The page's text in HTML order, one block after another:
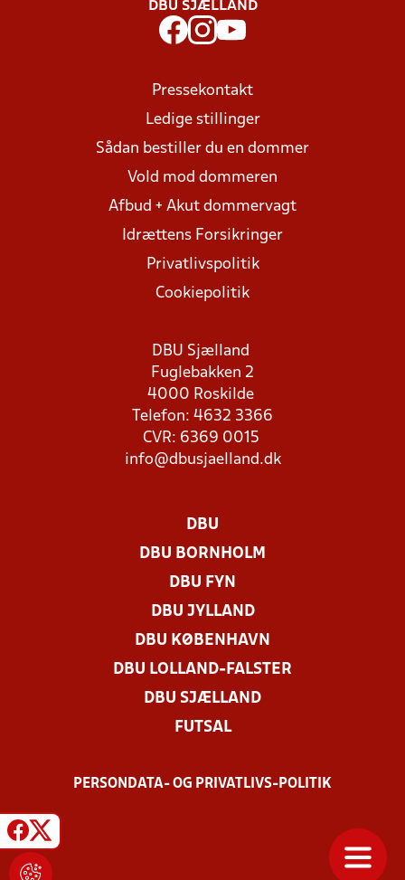
DBU SJÆLLAND
Pressekontakt
Ledige stillinger
Sådan bestiller du en dommer
Vold mod dommeren
Afbud + Akut dommervagt
Idrættens Forsikringer
Privatlivspolitik
Cookiepolitik
DBU Sjælland
Fuglebakken 2
4000 Roskilde
Telefon: 4632 3366
CVR: 6369 0015
info@dbusjaelland.dk
DBU
DBU BORNHOLM
DBU FYN
DBU JYLLAND
DBU KØBENHAVN
DBU LOLLAND-FALSTER
DBU SJÆLLAND
FUTSAL
PERSONDATA- OG PRIVATLIVS-POLITIK